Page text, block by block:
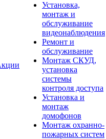
Установка,
монтаж и
обслуживание
видеонаблюдения
Ремонт и
обслуживание
Монтаж СКУД,
установка
системы
контроля доступа
Установка и
монтаж
домофонов
Монтаж охранно-
пожарных систем